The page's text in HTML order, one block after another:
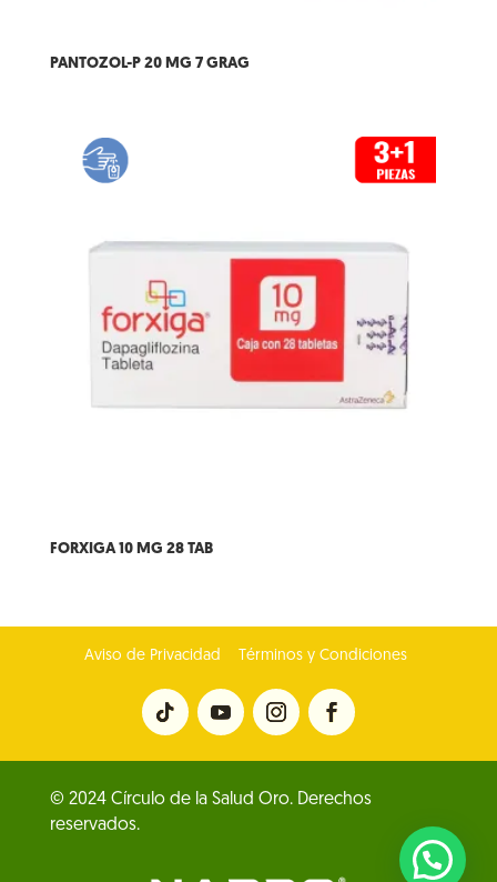
PANTOZOL-P 20 MG 7 GRAG
FORXIGA 10 MG 28 TAB
Aviso de Privacidad Términos y Condiciones
© 2024 Círculo de la Salud Oro. Derechos
reservados.